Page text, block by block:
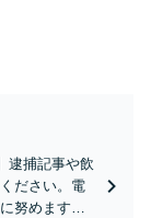
逮捕記事や飲
ださい。電
努めます。